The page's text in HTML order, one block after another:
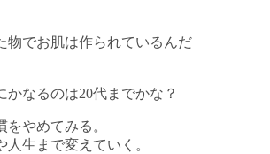
物でお肌は作られているんだ
かなるのは20代までかな？
をやめてみる。
生まで変えていく。